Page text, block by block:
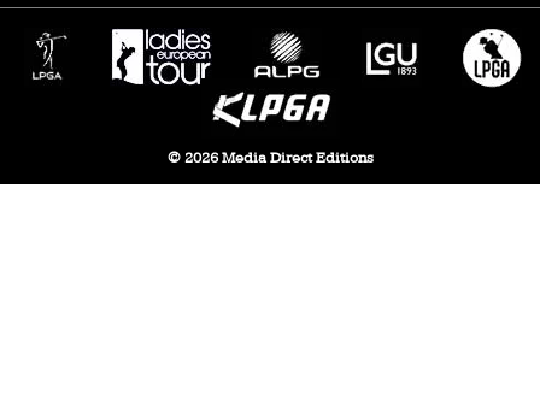
© 2026 Media Direct Editions